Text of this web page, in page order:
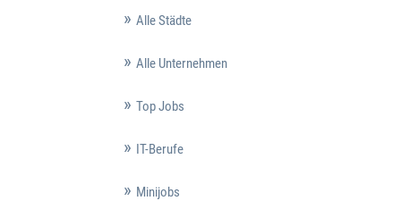
Alle Städte
Alle Unternehmen
Top Jobs
IT-Berufe
Minijobs